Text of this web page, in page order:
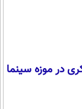
در موزه سینما